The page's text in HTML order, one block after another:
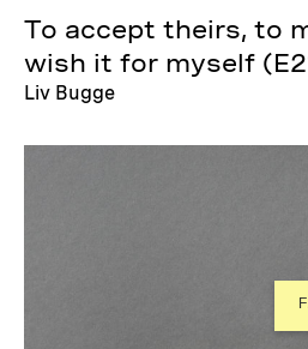
To accept theirs, to
wish it for myself
Liv Bugge